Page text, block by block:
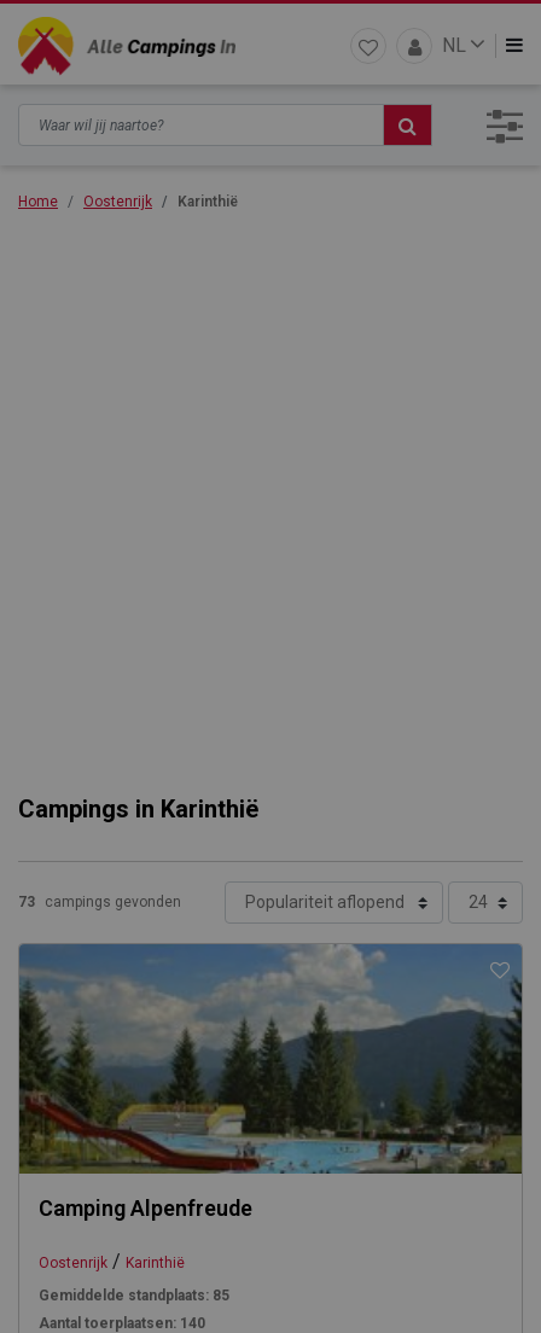
NL
Home Oostenrijk Karinthië
Campings in Karinthië
73 campings gevonden
Camping Alpenfreude
Oostenrijk / Karinthië
Gemiddelde standplaats: 85
Aantal toerplaatsen: 140